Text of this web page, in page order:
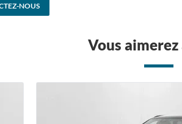
NOUS
Vous aimerez